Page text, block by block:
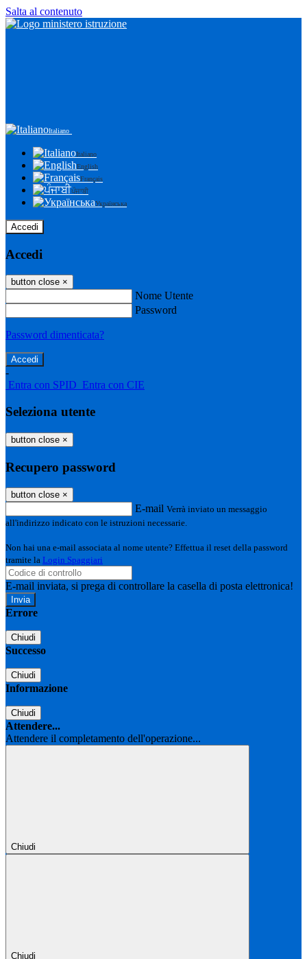
Salta al contenuto
Italiano
Italiano
English
Français
ਪੰਜਾਬੀ
Українська
Accedi
Accedi
button close ×
Nome Utente
Password
Password dimenticata?
-
Entra con SPID Entra con CIE
Seleziona utente
button close ×
Recupero password
button close ×
E-mail Verrà inviato un messaggio
all'indirizzo indicato con le istruzioni necessarie.
Non hai una e-mail associata al nome utente? Effettua il reset della password
tramite la Login Spaggiari
E-mail inviata, si prega di controllare la casella di posta elettronica!
Errore
Chiudi
Successo
Chiudi
Informazione
Chiudi
Attendere...
Attendere il completamento dell'operazione...
Chiudi
Chiudi